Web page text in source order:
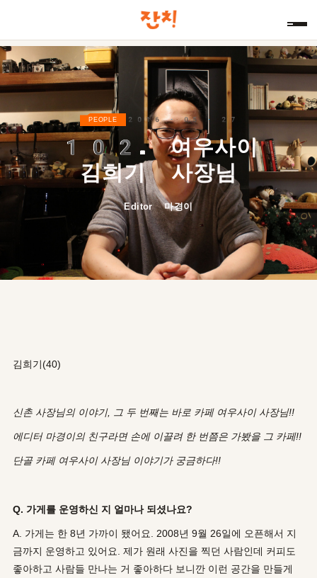
PEOPLE 2016 · 05 · 27
102.여우사이
김희기 사장님
Editor 마경이
김희기(40)
신촌 사장님의 이야기, 그 두 번째는 바로 카페 여우사이 사장님!!
에디터 마경이의 친구라면 손에 이끌려 한 번쯤은 가봤을 그 카페!!
단골 카페 여우사이 사장님 이야기가 궁금하다!!
Q. 가게를 운영하신 지 얼마나 되셨나요?
A. 가게는 한 8년 가까이 됐어요. 2008년 9월 26일에 오픈해서 지
금까지 운영하고 있어요. 제가 원래 사진을 찍던 사람인데 커피도
좋아하고 사람들 만나는 거 좋아하다 보니깐 이런 공간을 만들게